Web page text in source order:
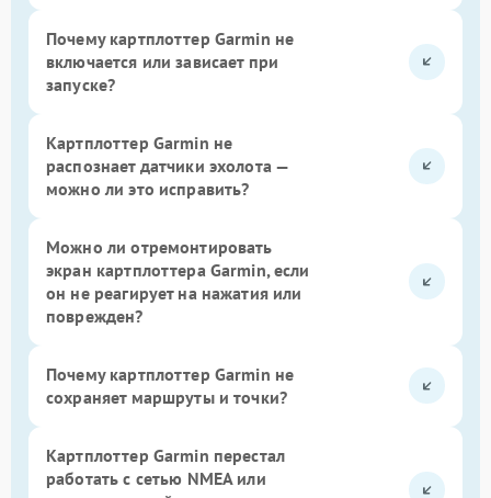
Почему картплоттер Garmin не
включается или зависает при
запуске?
Картплоттер Garmin не
распознает датчики эхолота —
можно ли это исправить?
Можно ли отремонтировать
экран картплоттера Garmin, если
он не реагирует на нажатия или
поврежден?
Почему картплоттер Garmin не
сохраняет маршруты и точки?
Картплоттер Garmin перестал
работать с сетью NMEA или